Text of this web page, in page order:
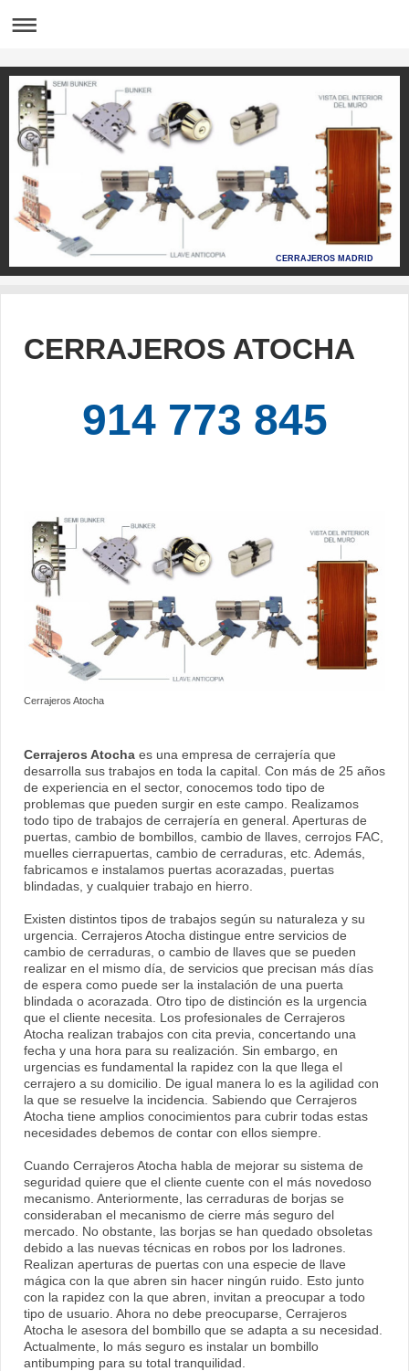
CERRAJEROS MADRID
CERRAJEROS ATOCHA
914 773 845
Cerrajeros Atocha
Cerrajeros Atocha es una empresa de cerrajería que
desarrolla sus trabajos en toda la capital. Con más de 25 años
de experiencia en el sector, conocemos todo tipo de
problemas que pueden surgir en este campo. Realizamos
todo tipo de trabajos de cerrajería en general. Aperturas de
puertas, cambio de bombillos, cambio de llaves, cerrojos FAC,
muelles cierrapuertas, cambio de cerraduras, etc. Además,
fabricamos e instalamos puertas acorazadas, puertas
blindadas, y cualquier trabajo en hierro.
Existen distintos tipos de trabajos según su naturaleza y su
urgencia. Cerrajeros Atocha distingue entre servicios de
cambio de cerraduras, o cambio de llaves que se pueden
realizar en el mismo día, de servicios que precisan más días
de espera como puede ser la instalación de una puerta
blindada o acorazada. Otro tipo de distinción es la urgencia
que el cliente necesita. Los profesionales de Cerrajeros
Atocha realizan trabajos con cita previa, concertando una
fecha y una hora para su realización. Sin embargo, en
urgencias es fundamental la rapidez con la que llega el
cerrajero a su domicilio. De igual manera lo es la agilidad con
la que se resuelve la incidencia. Sabiendo que Cerrajeros
Atocha tiene amplios conocimientos para cubrir todas estas
necesidades debemos de contar con ellos siempre.
Cuando Cerrajeros Atocha habla de mejorar su sistema de
seguridad quiere que el cliente cuente con el más novedoso
mecanismo. Anteriormente, las cerraduras de borjas se
consideraban el mecanismo de cierre más seguro del
mercado. No obstante, las borjas se han quedado obsoletas
debido a las nuevas técnicas en robos por los ladrones.
Realizan aperturas de puertas con una especie de llave
mágica con la que abren sin hacer ningún ruido. Esto junto
con la rapidez con la que abren, invitan a preocupar a todo
tipo de usuario. Ahora no debe preocuparse, Cerrajeros
Atocha le asesora del bombillo que se adapta a su necesidad.
Actualmente, lo más seguro es instalar un bombillo
antibumping para su total tranquilidad.